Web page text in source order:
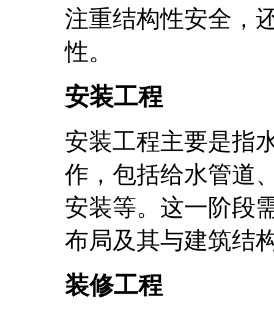
注重结构性安全，
性。
安装工程
安装工程主要是指
作，包括给水管道
安装等。这一阶段
布局及其与建筑结
装修工程